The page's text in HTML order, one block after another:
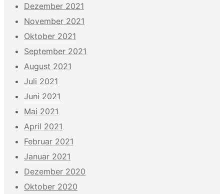
Dezember 2021
November 2021
Oktober 2021
September 2021
August 2021
Juli 2021
Juni 2021
Mai 2021
April 2021
Februar 2021
Januar 2021
Dezember 2020
Oktober 2020